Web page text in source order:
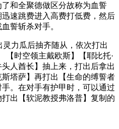
和全聚德做区分故称为血誓
速跳费进入高费打低费，然后
誓斩杀对手。
力瓜后抽齐随从，依次打出
【时空领主戴欧斯】【耶比托·
人酋长】抽上来，打出后拿出
塔萨】再打出【生命的缚誓者
。在对手有护甲时，可以通过
打出【软泥教授弗洛普】复制的